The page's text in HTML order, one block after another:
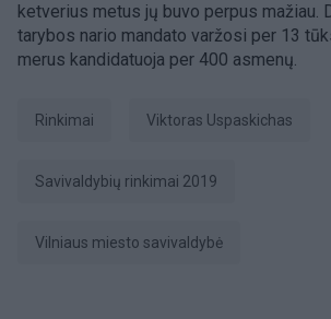
ketverius metus jų buvo perpus mažiau.
tarybos nario mandato varžosi per 13
merus kandidatuoja per 400 asmenų.
Rinkimai Viktoras Uspaskichas
Savivaldybių rinkimai 2019
Vilniaus miesto savivaldybė